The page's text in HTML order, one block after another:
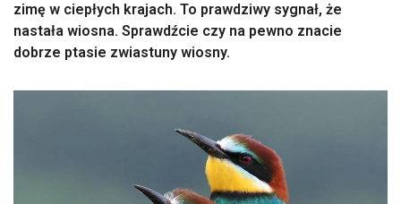
zimę w ciepłych krajach. To prawdziwy sygnał, że
nastała wiosna. Sprawdźcie czy na pewno znacie
dobrze ptasie zwiastuny wiosny.